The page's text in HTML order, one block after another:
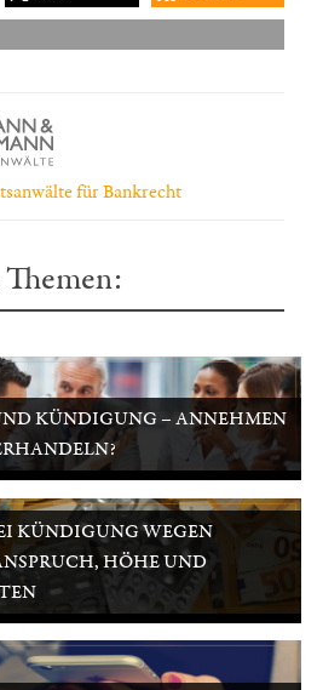
für Bankrecht
KÜNDIGUNG – ANNEHMEN
KÜNDIGUNG WEGEN
HÖHE UND